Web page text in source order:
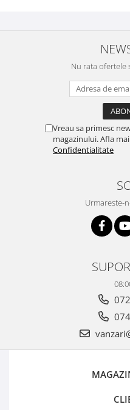
Nu rata ofertele
Vreau sa primesc
magazinului. Afla
Confidentialitate
Urmareste-